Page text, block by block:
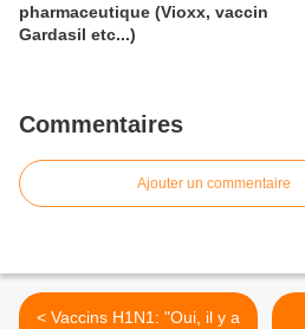
pharmaceutique (Vioxx, vaccin
Gardasil etc...)
Commentaires
Ajouter un commentaire
< Vaccins H1N1: "Oui, il y a